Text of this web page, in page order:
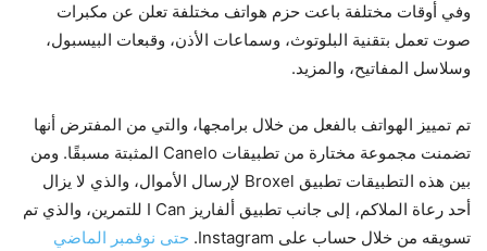
وفي أوقات مختلفة باعت حزم هواتف مختلفة تعلن عن مكبرات
صوت تعمل بتقنية البلوتوث، وسماعات الأذن، وقبعات البيسبول،
وسلاسل المفاتيح، والمزيد.
تم تمييز الهواتف بالفعل من خلال برامجها، والتي من المفترض أنها
تضمنت مجموعة مختارة من تطبيقات Canelo المثبتة مسبقًا. ومن
بين هذه التطبيقات تطبيق Broxel لإرسال الأموال، والذي لا يزال
أحد رعاة الملاكم، إلى جانب تطبيق ألفاريز I Can للتمرين، والذي تم
تسويقه من خلال حساب على Instagram.
حتى نوفمبر الماضي